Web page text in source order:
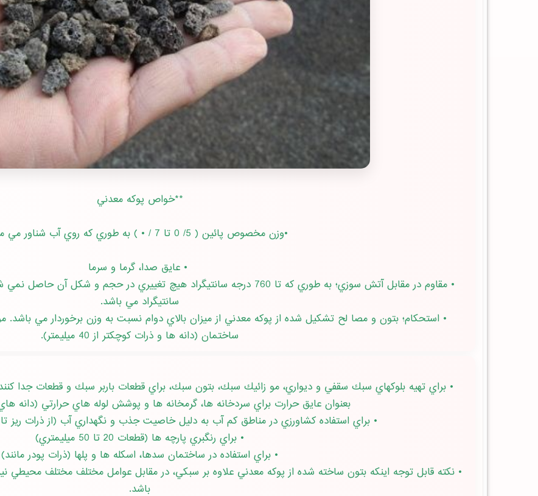
**خواص پوكه معدني
•وزن مخصوص پائين ( 5/ 0 تا 7 / • ) به طوري كه روي آب شناور مي ماند
• عايق صدا، گرما و سرما
سانتيگراد مي باشد.
• استحكام؛ بتون و مصا لح تشكيل شده از پوكه معدني از ميزان بالاي دوام نسبت به وزن برخوردار مي
ساختمان (دانه ها و ذرات كوچكتر از 40 ميليمتر).
بعنوان عايق حرارت براي سردخانه ها، گرمخانه ها و پوشش لوله هاي حرارتي (دانه هاي 2 تا 40
• براي استفاده كشاورزي در مناطق كم آب به دليل خاصيت جذب و نگهداري آب (از ذرات ريز تا دانه هاي
• براي رنگبري پارچه ها (قطعات 20 تا 50 ميليمتري)
• براي استفاده در ساختمان سدها، اسكله ها و پلها (ذرات پودر مانند)
• نكته قابل توجه اينكه بتون ساخته شده از پوكه معدني علاوه بر سبكي، در مقابل عوامل مختلف مختلف محيطي
باشد.